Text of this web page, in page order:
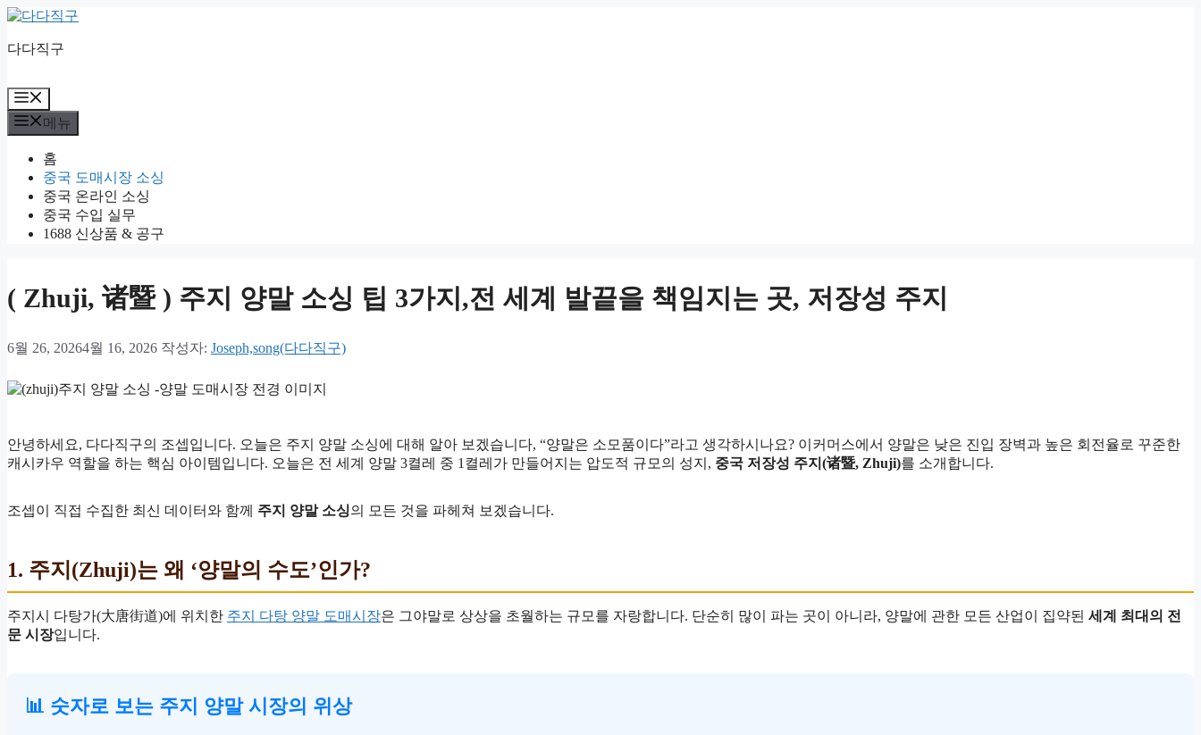
컨
츠
건
너
뛰
다다직구
뉴
메뉴
홈
중국 도매시장 소싱
중국 온라인 소싱
중국 수입 실무
1688 신상품 & 공구
( Zhuji, 诸暨 ) 주지 양말 소싱 팁 3가지,전 세계 발끝을 책임지는 곳, 저장성 주지
6월 26, 20264월 16, 2026 작성자: Joseph,song(다다직구)
안녕하세요, 다다직구의 조셉입니다. 오늘은 주지 양말 소싱에 대해 알아 보겠습니다, “양말은 소모품이다”라고 생각하시나요? 이커머스에서 양말은 낮은 진입 장벽과 높은 회전율로 꾸준한
캐시카우 역할을 하는 핵심 아이템입니다. 오늘은 전 세계 양말 3켤레 중 1켤레가 만들어지는 압도적 규모의 성지, 중국 저장성 주지(诸暨, Zhuji)를 소개합니다.
조셉이 직접 수집한 최신 데이터와 함께 주지 양말 소싱의 모든 것을 파헤쳐 보겠습니다.
1. 주지(Zhuji)는 왜 ‘양말의 수도’인가?
주지시 다탕가(大唐街道)에 위치한 주지 다탕 양말 도매시장은 그야말로 상상을 초월하는 규모를 자랑합니다. 단순히 많이 파는 곳이 아니라, 양말에 관한 모든 산업이 집약된 세계 최대의 전
문 시장입니다.
📊 숫자로 보는 주지 양말 시장의 위상